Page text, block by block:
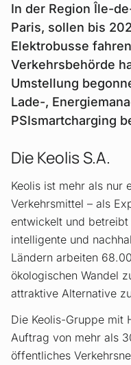
In der Region Île-
Paris, sollen bis
Elektrobusse
Verkehrsbehörde
Umstellung
Lade-,
PSIsmartcharging
Die Keolis S.A.
Keolis ist mehr als nur
Verkehrsmittel – als
entwickelt und
intelligente und
Ländern arbeiten
ökologischen Wandel
attraktive Alternative
Die Keolis-Gruppe mit
Auftrag von mehr als
öffentliches